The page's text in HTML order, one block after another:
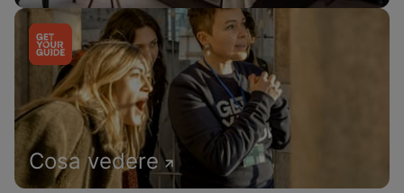
Cosa vedere